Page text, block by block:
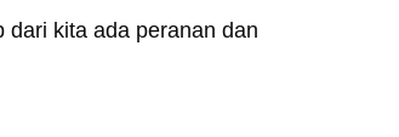
dari kita ada peranan dan